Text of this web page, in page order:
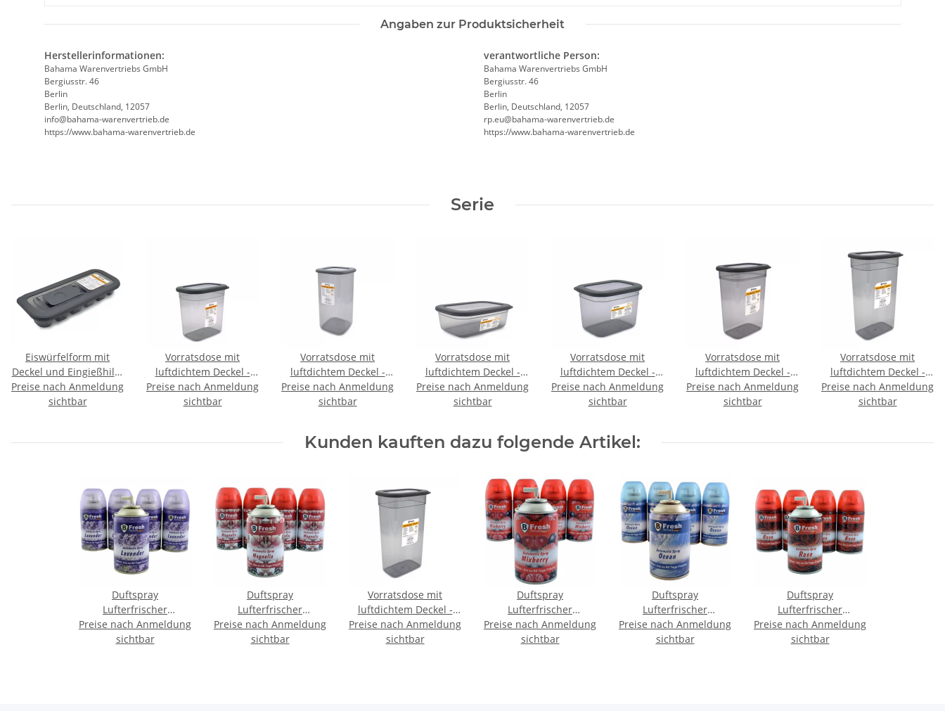
Angaben zur Produktsicherheit
Herstellerinformationen:
Bahama Warenvertriebs GmbH
Bergiusstr. 46
Berlin
Berlin, Deutschland, 12057
ed.beirtrevneraw-amahab@ofni
https://www.bahama-warenvertrieb.de
verantwortliche Person:
Bahama Warenvertriebs GmbH
Bergiusstr. 46
Berlin
Berlin, Deutschland, 12057
ed.beirtrevneraw-amahab@ue.pr
https://www.bahama-warenvertrieb.de
Serie
Eiswürfelform mit
Deckel und Eingießhilfe
12er - PROOF -
Preise nach Anmeldung
sichtbar
Vorratsdose mit
luftdichtem Deckel -
1150 ml - PROOF -
Preise nach Anmeldung
sichtbar
Vorratsdose mit
luftdichtem Deckel -
1200 ml - PROOF -
Preise nach Anmeldung
sichtbar
Vorratsdose mit
luftdichtem Deckel -
1200 ml - PROOF -
Preise nach Anmeldung
sichtbar
Vorratsdose mit
luftdichtem Deckel -
1300 ml - PROOF -
Preise nach Anmeldung
sichtbar
Vorratsdose mit
luftdichtem Deckel -
1500 ml - PROOF -
Preise nach Anmeldung
sichtbar
Vorratsdose mit
luftdichtem Deckel -
1900 ml - PROOF -
Preise nach Anmeldung
sichtbar
Kunden kauften dazu folgende Artikel:
Duftspray
Lufterfrischer
Nachfüller Kartusche
250ml - Lavendel
Preise nach Anmeldung
sichtbar
Duftspray
Lufterfrischer
Nachfüller Kartusche
250ml - Magnolia
Preise nach Anmeldung
sichtbar
Vorratsdose mit
luftdichtem Deckel -
1900 ml - PROOF -
Preise nach Anmeldung
sichtbar
Duftspray
Lufterfrischer
Nachfüller Kartusche
250ml - Mixberry
Preise nach Anmeldung
sichtbar
Duftspray
Lufterfrischer
Nachfüller Kartusche
250ml - Ocean
Preise nach Anmeldung
sichtbar
Duftspray
Lufterfrischer
Nachfüller Kartusche
250ml - Rose
Preise nach Anmeldung
sichtbar